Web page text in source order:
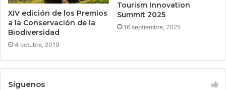
XIV edición de los Premios
a la Conservación de la
Biodiversidad
4 octubre, 2019
Tourism Innovation
Summit 2025
16 septiembre, 2025
Síguenos